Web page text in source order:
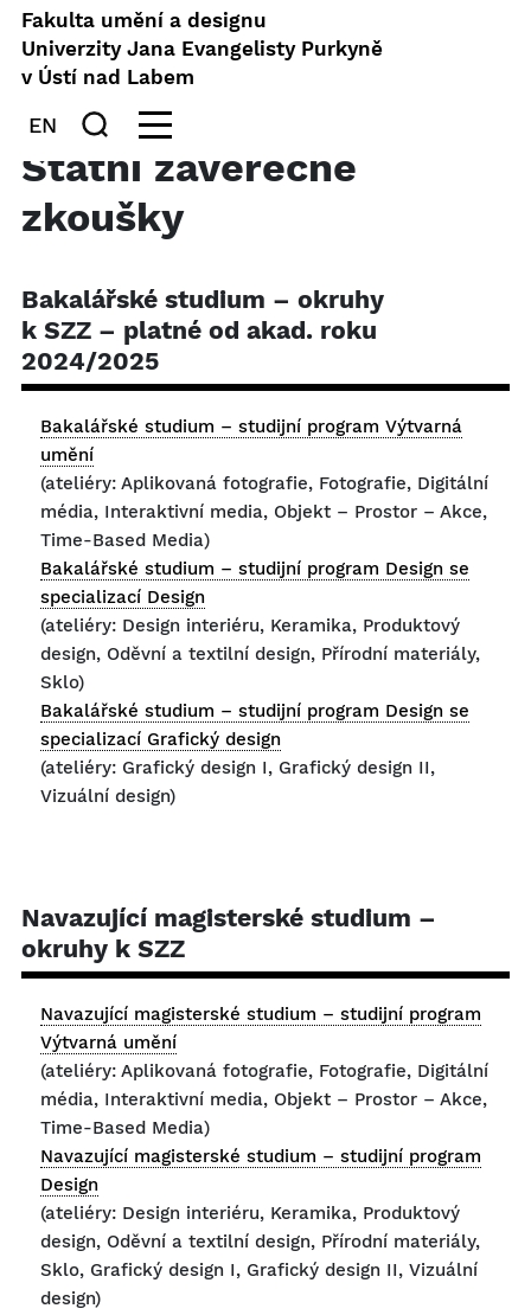
Fakulta umění a designu
Univerzity Jana Evangelisty Purkyně
v Ústí nad Labem
EN
Státní závěrečné
zkoušky
Bakalářské studium – okruhy
k SZZ – platné od akad. roku
2024/2025
Bakalářské studium – studijní program Výtvarná
umění
(ateliéry: Aplikovaná fotografie, Fotografie, Digitální
média, Interaktivní media, Objekt – Prostor – Akce,
Time-Based Media)
Bakalářské studium – studijní program Design se
specializací Design
(ateliéry: Design interiéru, Keramika, Produktový
design, Oděvní a textilní design, Přírodní materiály,
Sklo)
Bakalářské studium – studijní program Design se
specializací Grafický design
(ateliéry: Grafický design I, Grafický design II,
Vizuální design)
Navazující magisterské studium –
okruhy k SZZ
Navazující magisterské studium – studijní program
Výtvarná umění
(ateliéry: Aplikovaná fotografie, Fotografie, Digitální
média, Interaktivní media, Objekt – Prostor – Akce,
Time-Based Media)
Navazující magisterské studium – studijní program
Design
(ateliéry: Design interiéru, Keramika, Produktový
design, Oděvní a textilní design, Přírodní materiály,
Sklo, Grafický design I, Grafický design II, Vizuální
design)